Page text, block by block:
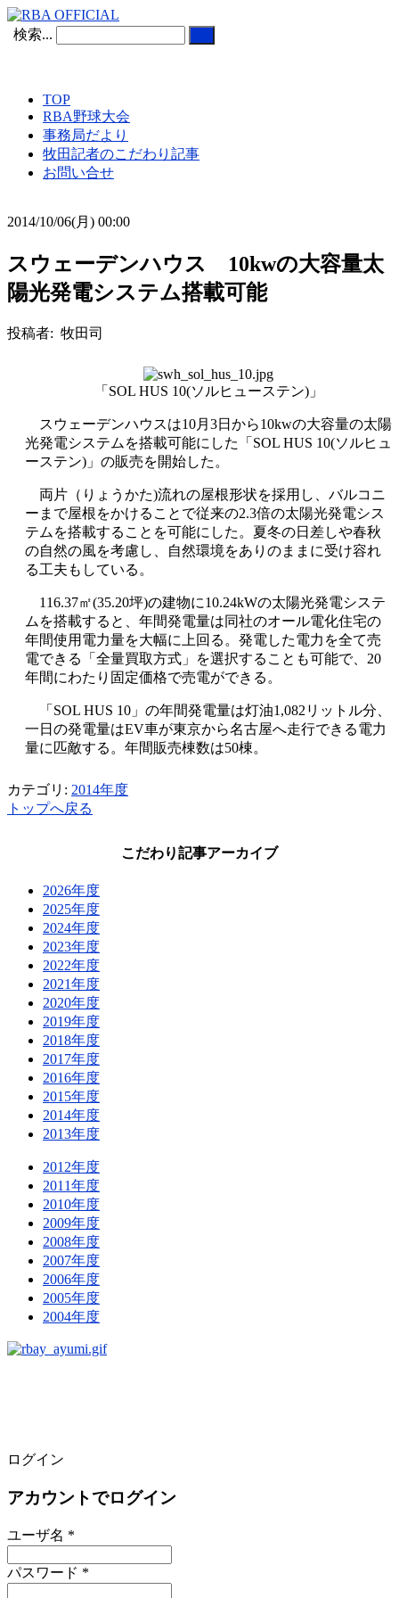
検索...
TOP
RBA野球大会
事務局だより
牧田記者のこだわり記事
お問い合せ
2014/10/06(月) 00:00
スウェーデンハウス 10kwの大容量太
陽光発電システム搭載可能
投稿者: 牧田司
「SOL HUS 10(ソルヒューステン)」
スウェーデンハウスは10月3日から10kwの大容量の太陽
光発電システムを搭載可能にした「SOL HUS 10(ソルヒュ
ーステン)」の販売を開始した。
両片（りょうかた)流れの屋根形状を採用し、バルコニ
ーまで屋根をかけることで従来の2.3倍の太陽光発電シス
テムを搭載することを可能にした。夏冬の日差しや春秋
の自然の風を考慮し、自然環境をありのままに受け容れ
る工夫もしている。
116.37㎡(35.20坪)の建物に10.24kWの太陽光発電システ
ムを搭載すると、年間発電量は同社のオール電化住宅の
年間使用電力量を大幅に上回る。発電した電力を全て売
電できる「全量買取方式」を選択することも可能で、20
年間にわたり固定価格で売電ができる。
「SOL HUS 10」の年間発電量は灯油1,082リットル分、
一日の発電量はEV車が東京から名古屋へ走行できる電力
量に匹敵する。年間販売棟数は50棟。
カテゴリ: 2014年度
トップへ戻る
こだわり記事アーカイブ
2026年度
2025年度
2024年度
2023年度
2022年度
2021年度
2020年度
2019年度
2018年度
2017年度
2016年度
2015年度
2014年度
2013年度
2012年度
2011年度
2010年度
2009年度
2008年度
2007年度
2006年度
2005年度
2004年度
ログイン
アカウントでログイン
ユーザ名 *
パスワード *